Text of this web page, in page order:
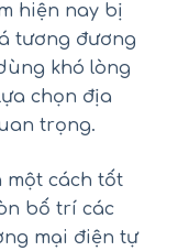
hiện nay bị
tương đương
khó lòng
chọn địa
trọng.
một cách tốt
bố trí các
mại điện tự